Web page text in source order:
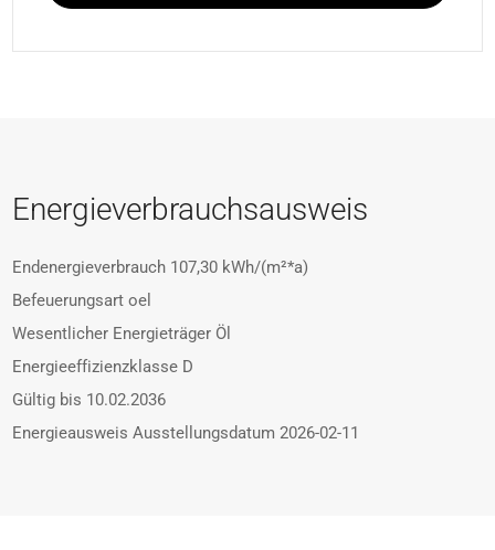
Energieverbrauchsausweis
Endenergieverbrauch 107,30 kWh/(m²*a)
Befeuerungsart oel
Wesentlicher Energieträger Öl
Energieeffizienzklasse D
Gültig bis 10.02.2036
Energieausweis Ausstellungsdatum 2026-02-11